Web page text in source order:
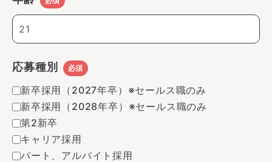
応募種別 必須
新卒採用（2027年卒）※セールス職のみ
新卒採用（2028年卒）※セールス職のみ
第2新卒
キャリア採用
パート、アルバイト採用